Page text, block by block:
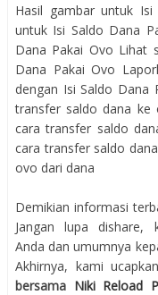
Hasil gambar untuk
untuk Isi Saldo Dana
Dana Pakai Ovo Lihat
Dana Pakai Ovo
dengan Isi Saldo Dana
transfer saldo dana
cara transfer saldo
cara transfer saldo
ovo dari dana
Demikian informasi
Jangan lupa dishare,
Anda dan umumnya
Akhirnya, kami
bersama Niki Reload